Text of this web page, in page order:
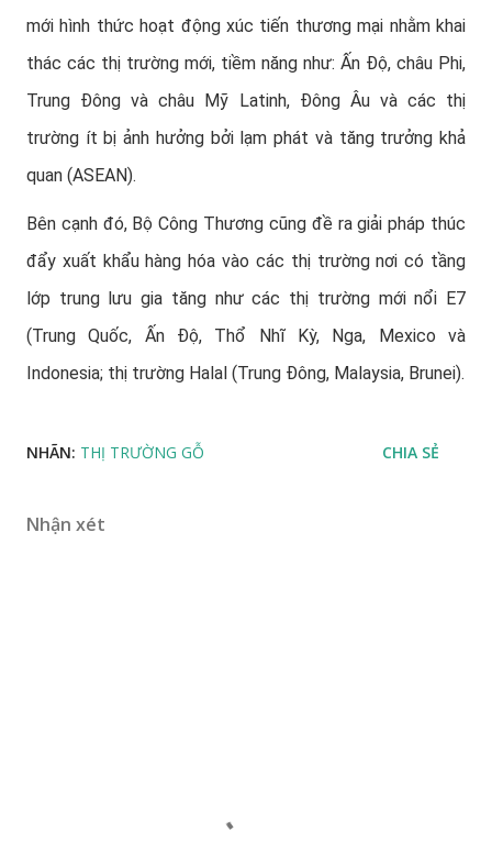
mới hình thức hoạt động xúc tiến thương mại nhằm khai
thác các thị trường mới, tiềm năng như: Ấn Độ, châu Phi,
Trung Đông và châu Mỹ Latinh, Đông Âu và các thị
trường ít bị ảnh hưởng bởi lạm phát và tăng trưởng khả
quan (ASEAN).
Bên cạnh đó, Bộ Công Thương cũng đề ra giải pháp thúc
đẩy xuất khẩu hàng hóa vào các thị trường nơi có tầng
lớp trung lưu gia tăng như các thị trường mới nổi E7
(Trung Quốc, Ấn Độ, Thổ Nhĩ Kỳ, Nga, Mexico và
Indonesia; thị trường Halal (Trung Đông, Malaysia, Brunei).
NHÃN: THỊ TRƯỜNG GỖ CHIA SẺ
Nhận xét